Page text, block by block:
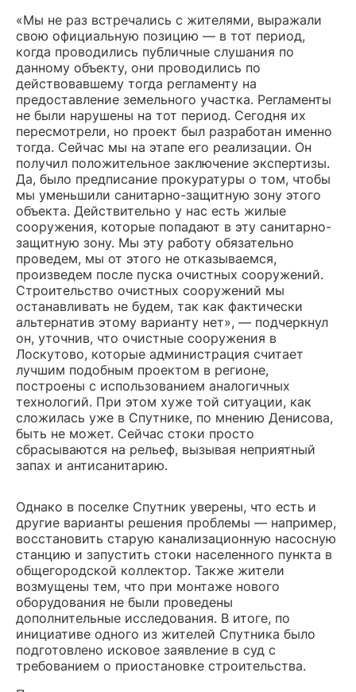
«Мы не раз встречались с жителями, выражали
свою официальную позицию — в тот период,
когда проводились публичные слушания по
данному объекту, они проводились по
действовавшему тогда регламенту на
предоставление земельного участка. Регламенты
не были нарушены на тот период. Сегодня их
пересмотрели, но проект был разработан именно
тогда. Сейчас мы на этапе его реализации. Он
получил положительное заключение экспертизы.
Да, было предписание прокуратуры о том, чтобы
мы уменьшили санитарно-защитную зону этого
объекта. Действительно у нас есть жилые
сооружения, которые попадают в эту санитарно-
защитную зону. Мы эту работу обязательно
проведем, мы от этого не отказываемся,
произведем после пуска очистных сооружений.
Строительство очистных сооружений мы
останавливать не будем, так как фактически
альтернатив этому варианту нет», — подчеркнул
он, уточнив, что очистные сооружения в
Лоскутово, которые администрация считает
лучшим подобным проектом в регионе,
построены с использованием аналогичных
технологий. При этом хуже той ситуации, как
сложилась уже в Спутнике, по мнению Денисова,
быть не может. Сейчас стоки просто
сбрасываются на рельеф, вызывая неприятный
запах и антисанитарию.
Однако в поселке Спутник уверены, что есть и
другие варианты решения проблемы — например,
восстановить старую канализационную насосную
станцию и запустить стоки населенного пункта в
общегородской коллектор. Также жители
возмущены тем, что при монтаже нового
оборудования не были проведены
дополнительные исследования. В итоге, по
инициативе одного из жителей Спутника было
подготовлено исковое заявление в суд с
требованием о приостановке строительства.